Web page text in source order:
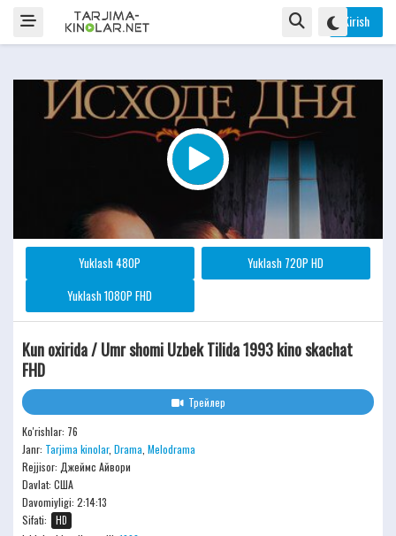
Kirish
Yuklash 480P
Yuklash 720P HD
Yuklash 1080P FHD
Kun oxirida / Umr shomi Uzbek Tilida 1993 kino skachat
FHD
Трейлер
Ko'rishlar: 76
Janr: Tarjima kinolar, Drama Melodrama
Rejjisor: Джеймс Айвори
Davlat: США
Davomiyligi: 2:14:13
Sifati:
HD